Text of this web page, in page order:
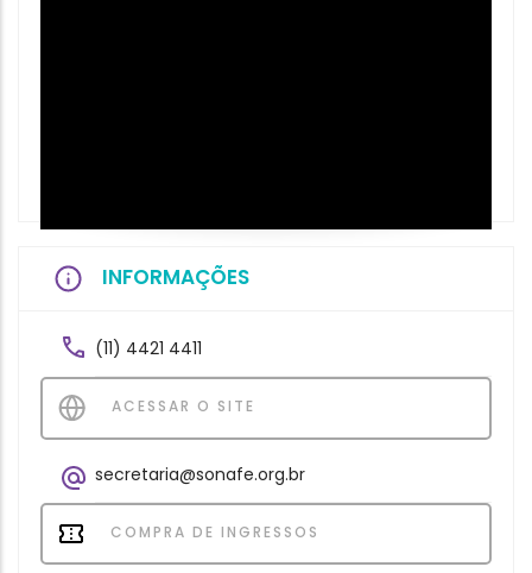
INFORMAÇÕES
(11) 4421 4411
ACESSAR O SITE
secretaria@sonafe.org.br
COMPRA DE INGRESSOS